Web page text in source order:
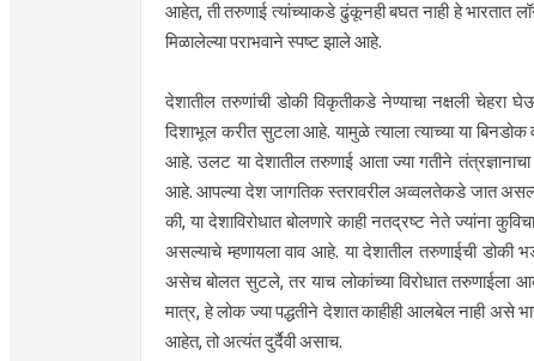
आहेत, ती तरुणाई त्यांच्याकडे ढुंकूनही बघत नाही हे भारतात
मिळालेल्या पराभवाने स्पष्ट झाले आहे.
देशातील तरुणांची डोकी विकृतीकडे नेण्याचा नक्षली चेहरा
दिशाभूल करीत सुटला आहे. यामुळे त्याला त्याच्या या
आहे. उलट या देशातील तरुणाई आता ज्या गतीने
आहे. आपल्या देश जागतिक स्तरावरील अव्वलतेकडे जात
की, या देशाविरोधात बोलणारे काही नतद्रष्ट नेते ज्यांना
असल्याचे म्हणायला वाव आहे. या देशातील तरुणाईची डोकी
असेच बोलत सुटले, तर याच लोकांच्या विरोधात तरुणाईला
मात्र, हे लोक ज्या पद्धतीने देशात काहीही आलबेल नाही असे
आहेत, तो अत्यंत दुर्दैवी असाच.